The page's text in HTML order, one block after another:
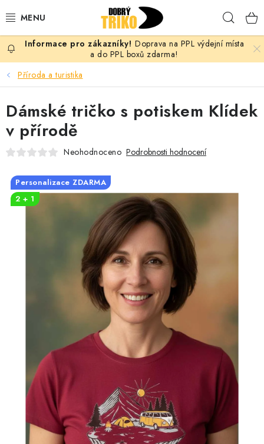
na
PRO ŽENY
PRO MUŽE
PRO DĚTI
DOPLŇKY
PRO PÁRY
VLASTNÍ MOTIV
OKAMŽITĚ K ODBĚRU
MÁM SRDCE POMÁHÁM
VÁNOCE
PROVIZNÍ SYSTÉM
Doprava na PPL výdejní místa
a do PPL boxů zdarma!
Příroda a turistika
Dámské tričko s potiskem Klídek
v přírodě
Neohodnoceno Podrobnosti hodnocení
Personalizace ZDARMA
2 + 1